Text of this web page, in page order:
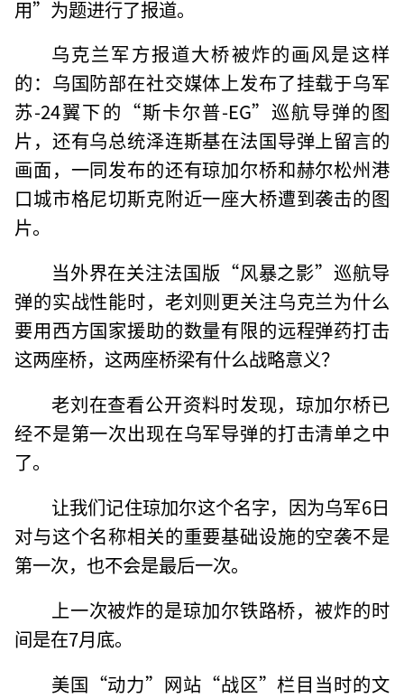
用”为题进行了报道。
乌克兰军方报道大桥被炸的画风是这样
的：乌国防部在社交媒体上发布了挂载于乌军
苏-24翼下的“斯卡尔普-EG”巡航导弹的图
片，还有乌总统泽连斯基在法国导弹上留言的
画面，一同发布的还有琼加尔桥和赫尔松州港
口城市格尼切斯克附近一座大桥遭到袭击的图
片。
当外界在关注法国版“风暴之影”巡航导
弹的实战性能时，老刘则更关注乌克兰为什么
要用西方国家援助的数量有限的远程弹药打击
这两座桥，这两座桥梁有什么战略意义？
老刘在查看公开资料时发现，琼加尔桥已
经不是第一次出现在乌军导弹的打击清单之中
了。
让我们记住琼加尔这个名字，因为乌军6日
对与这个名称相关的重要基础设施的空袭不是
第一次，也不会是最后一次。
上一次被炸的是琼加尔铁路桥，被炸的时
间是在7月底。
美国“动力”网站“战区”栏目当时的文